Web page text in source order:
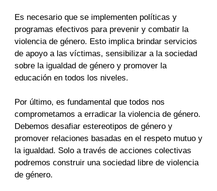
Es necesario que se implementen políticas y
programas efectivos para prevenir y combatir la
violencia de género. Esto implica brindar servicios
de apoyo a las víctimas, sensibilizar a la sociedad
sobre la igualdad de género y promover la
educación en todos los niveles.
Por último, es fundamental que todos nos
comprometamos a erradicar la violencia de género.
Debemos desafiar estereotipos de género y
promover relaciones basadas en el respeto mutuo y
la igualdad. Solo a través de acciones colectivas
podremos construir una sociedad libre de violencia
de género.